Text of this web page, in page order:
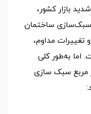
بازار کشور،
ساختمان
تغییرات مداوم،
اما به‌طور کلی
مربع سبک سازی